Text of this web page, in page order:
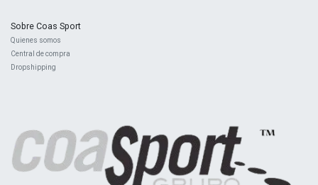
Sobre Coas Sport
Quienes ​somos
Central de compra
Dropshipping